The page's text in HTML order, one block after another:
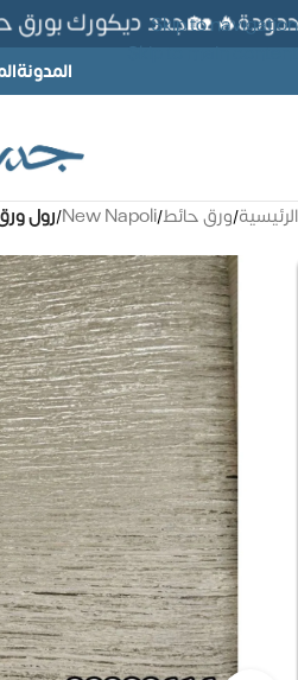
Skip to navigation
Skip to main content
🏡جدد ديكورك بورق حائط
المدونة
الرئيسية/ورق حائط/
New Napoli
/رول ورق حائط